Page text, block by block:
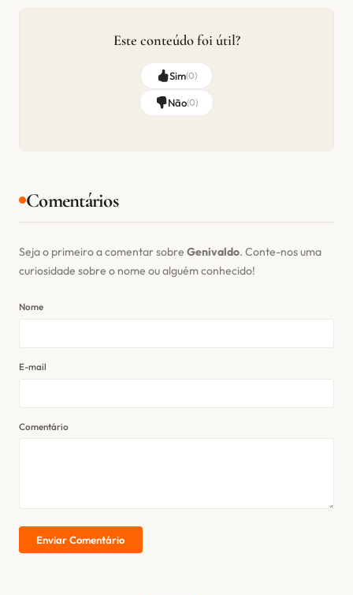
Este conteúdo foi útil?
Sim(0)
Não(0)
Comentários
Seja o primeiro a comentar sobre Genivaldo. Conte-nos uma
curiosidade sobre o nome ou alguém conhecido!
Nome
E-mail
Comentário
Enviar Comentário